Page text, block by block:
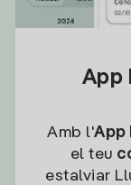
App
Amb l'App
el teu
estalviar